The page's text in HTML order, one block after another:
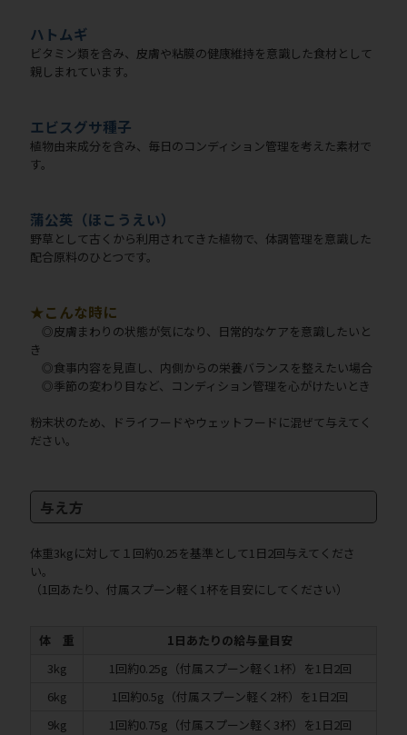
ハトムギ
ビタミン類を含み、皮膚や粘膜の健康維持を意識した食材として
親しまれています。
エビスグサ種子
植物由来成分を含み、毎日のコンディション管理を考えた素材で
す。
蒲公英（ほこうえい）
野草として古くから利用されてきた植物で、体調管理を意識した
配合原料のひとつです。
★こんな時に
◎皮膚まわりの状態が気になり、日常的なケアを意識したいと
き
◎食事内容を見直し、内側からの栄養バランスを整えたい場合
◎季節の変わり目など、コンディション管理を心がけたいとき
粉末状のため、ドライフードやウェットフードに混ぜて与えてく
ださい。
与え方
体重3kgに対して１回約0.25を基準として1日2回与えてくださ
い。
（1回あたり、付属スプーン軽く1杯を目安にしてください）
体 重
1日あたりの給与量目安
3kg
1回約0.25g（付属スプーン軽く1杯）を1日2回
6kg
1回約0.5g（付属スプーン軽く2杯）を1日2回
9kg
1回約0.75g（付属スプーン軽く3杯）を1日2回